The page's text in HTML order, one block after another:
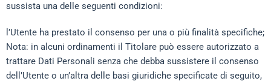
sussista una delle seguenti condizioni:
l’Utente ha prestato il consenso per una o più finalità specifiche;
Nota: in alcuni ordinamenti il Titolare può essere autorizzato a
trattare Dati Personali senza che debba sussistere il consenso
dell’Utente o un’altra delle basi giuridiche specificate di seguito,